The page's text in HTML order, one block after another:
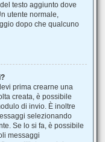
testo aggiunto dove
utente normale,
dopo che qualcuno
prima crearne una
creata, è possibile
di invio. È inoltre
selezionando
Se lo si fa, è possibile
messaggi